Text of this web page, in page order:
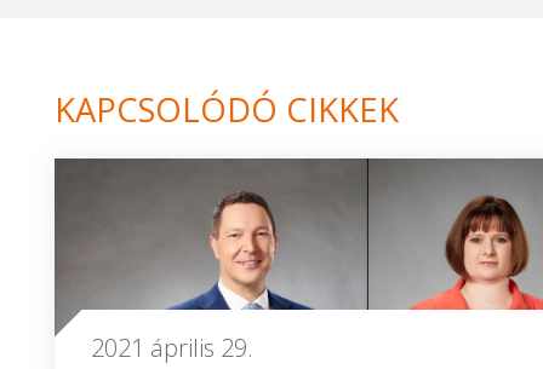
KAPCSOLÓDÓ CIKKEK
2021 április 29.